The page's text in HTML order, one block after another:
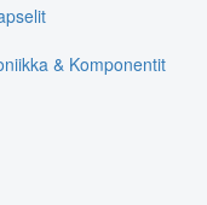
& Komponentit